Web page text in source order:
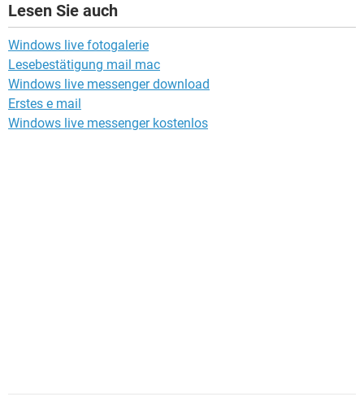
Lesen Sie auch
Windows live fotogalerie
Lesebestätigung mail mac
Windows live messenger download
Erstes e mail
Windows live messenger kostenlos